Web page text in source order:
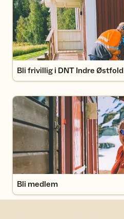
Bli frivillig i DNT Indre Østfold
Bli medlem
Bli medlem